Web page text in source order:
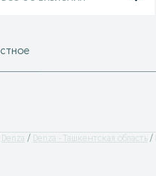
Denza Denza - Ташкентская область